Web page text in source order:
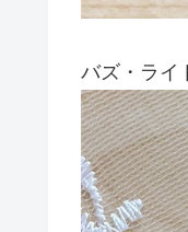
バズ・ライ